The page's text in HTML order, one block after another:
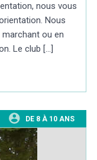
nous vous
Nous
ou en
Le club [...]
DE 8 À 10 ANS